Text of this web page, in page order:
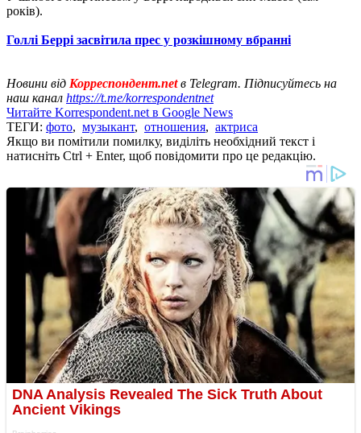
років).
Голлі Беррі засвітила прес у розкішному вбранні
Новини від Корреспондент.netв Telegram. Підписуйтесь на
наш канал https://t.me/korrespondentnet
Читайте Korrespondent.net в Google News
ТЕГИ: фото, музыкант, отношения, актриса
Якщо ви помітили помилку, виділіть необхідний текст і
натисніть Ctrl + Enter, щоб повідомити про це редакцію.